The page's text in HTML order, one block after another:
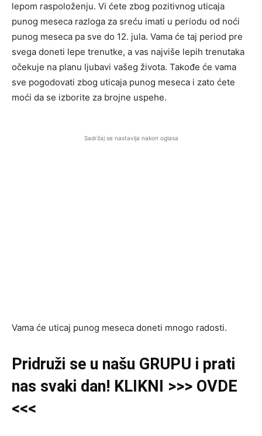
lepom raspoloženju. Vi ćete zbog pozitivnog uticaja
punog meseca razloga za sreću imati u periodu od noći
punog meseca pa sve do 12. jula. Vama će taj period pre
svega doneti lepe trenutke, a vas najviše lepih trenutaka
očekuje na planu ljubavi vašeg života. Takođe će vama
sve pogodovati zbog uticaja punog meseca i zato ćete
moći da se izborite za brojne uspehe.
Sadržaj se nastavlja nakon oglasa
Vama će uticaj punog meseca doneti mnogo radosti.
Pridruži se u našu GRUPU i prati
nas svaki dan! KLIKNI >>> OVDE
<<<